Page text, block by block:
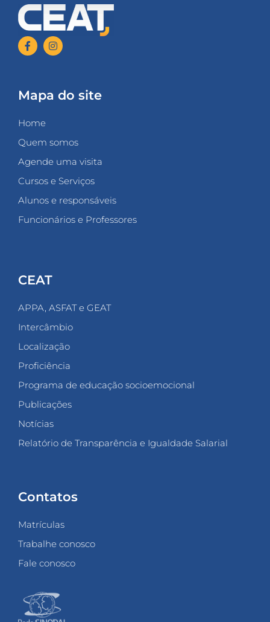
Mapa do site
Home
Quem somos
Agende uma visita
Cursos e Serviços
Alunos e responsáveis
Funcionários e Professores
CEAT
APPA, ASFAT e GEAT
Intercâmbio
Localização
Proficiência
Programa de educação socioemocional
Publicações
Notícias
Relatório de Transparência e Igualdade Salarial
Contatos
Matrículas
Trabalhe conosco
Fale conosco